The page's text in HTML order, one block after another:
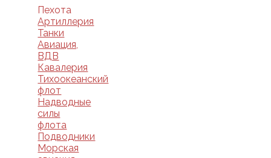
Пехота
Артиллерия
Танки
Авиация,
ВДВ
Кавалерия
Тихоокеанский
флот
Надводные
силы
флота
Подводники
Морская